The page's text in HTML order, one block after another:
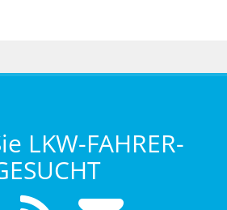
LKW-FAHRER-